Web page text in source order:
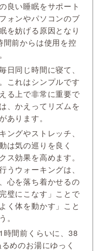
良い睡眠をサポート
ォンやパソコンのブ
を妨げる原因となり
間前からは使用を控
日同じ時間に寝て、
これはシンプルです
る上で非常に重要で
、かえってリズムを
あります。
ングやストレッチ、
は気の巡りを良く
ス効果を高めます。
うウォーキングは、
心を落ち着かせるの
璧にこなす」ことで
く体を動かす」こと
。
時間前くらいに、38
めのお湯にゆっく